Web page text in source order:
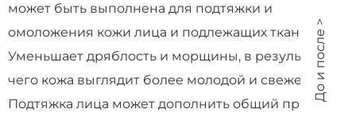
может быть выполнена для подтяжки и
омоложения кожи лица и подлежащих тканей.
Уменьшает дряблость и морщины, в результате
чего кожа выглядит более молодой и свежей.
Подтяжка лица может дополнить общий процесс
До и после >